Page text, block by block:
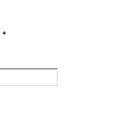
*Obligatorio